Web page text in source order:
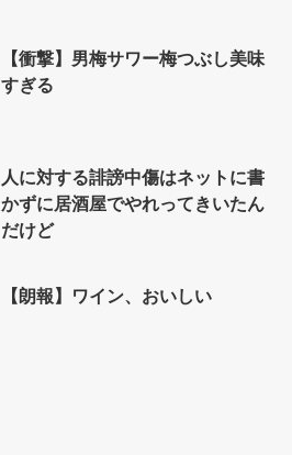
【衝撃】男梅サワー梅つぶし美味
すぎる
人に対する誹謗中傷はネットに書
かずに居酒屋でやれってきいたん
だけど
【朗報】ワイン、おいしい